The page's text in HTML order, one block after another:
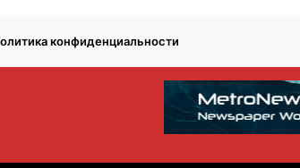
конфиденциальности